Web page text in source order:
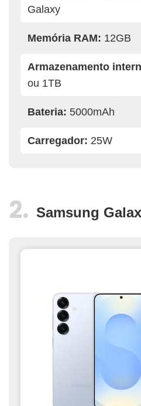
Galaxy
Memória RAM: 12GB
Armazenamento
ou 1TB
Bateria: 5000mAh
Carregador: 25W
Samsung